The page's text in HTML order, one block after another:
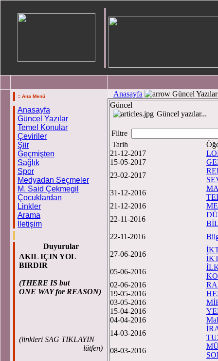
:: Ana Menü
Anasayfa
Güncel Yazılar
Temel Konular
Çeviriler
Şiir
Geçmişten
Sağlık
Spor
Medyadan Seçmeler
M. Said Çekmegil
Çocuklardan
Linkler
Arama
İletişim
Duyurular
AKIL IÇIN YOL
BIRDIR
(THERE IS but
ONE WAY for REASON)
(linkleri SAG TIKLAYIN
lütfen)
Anasayfa
Güncel Yazılar
Güncel
Güncel yazılar...
Filtre
Tarih
21-12-2017
15-05-2017
23-02-2017
31-12-2016
21-12-2016
22-11-2016
22-11-2016
27-06-2016
05-06-2016
02-06-2016
19-05-2016
03-05-2016
15-04-2016
04-04-2016
14-03-2016
08-03-2016